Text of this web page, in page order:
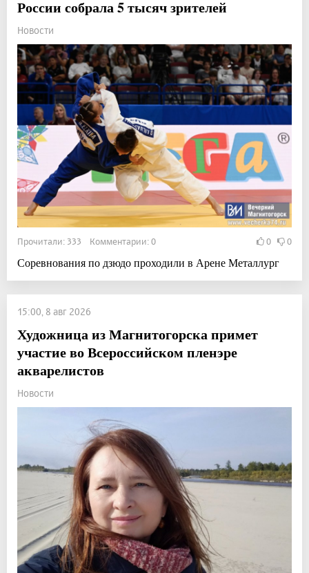
России собрала 5 тысяч зрителей
Новости
Прочитали: 333 Комментарии: 0 0 0
Соревнования по дзюдо проходили в Арене Металлург
15:00, 8 авг 2026
Художница из Магнитогорска примет
участие во Всероссийском пленэре
акварелистов
Новости